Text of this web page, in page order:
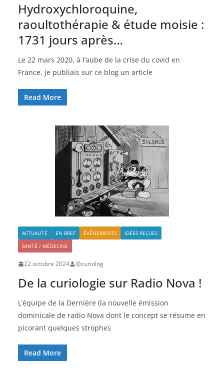
Hydroxychloroquine,
raoultothérapie & étude moisie :
1731 jours après…
Le 22 mars 2020, à l’aube de la crise du covid en
France, je publiais sur ce blog un article
Read More
ACTUALITÉ EN BREF ÉVÈNEMENTS
IDÉES REÇUES
SANTÉ / MÉDECINE
22 octobre 2024 @curiolog
De la curiologie sur Radio Nova !
L’équipe de la Dernière (la nouvelle émission
dominicale de radio Nova dont le concept se résume en
picorant quelques strophes
Read More